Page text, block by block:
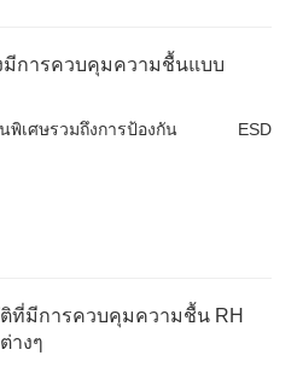
การควบคุมความชื้นแบบ
เป็นพิเศษรวมถึงการป้องกัน ESD
ที่มีการควบคุมความชื้น RH
างๆ